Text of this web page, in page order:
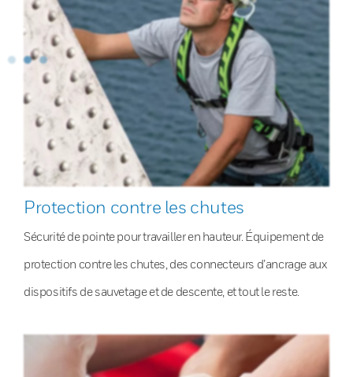
Protection contre les chutes
Sécurité de pointe pour travailler en hauteur. Équipement de
protection contre les chutes, des connecteurs d’ancrage aux
dispositifs de sauvetage et de descente, et tout le reste.